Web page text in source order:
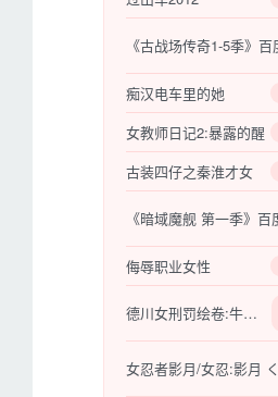
痴汉电车里的她
女教师日记2:暴露的醒
古装四仔之秦淮才女
侮辱职业女性
德川女刑罚绘卷:牛裂之刑